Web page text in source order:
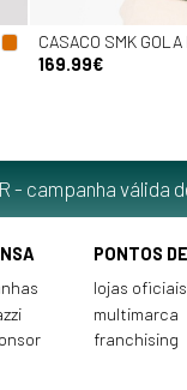
CASACO SMK
169.99€
- campanha válida
PONTOS
lojas oficiais
multimarca
franchising